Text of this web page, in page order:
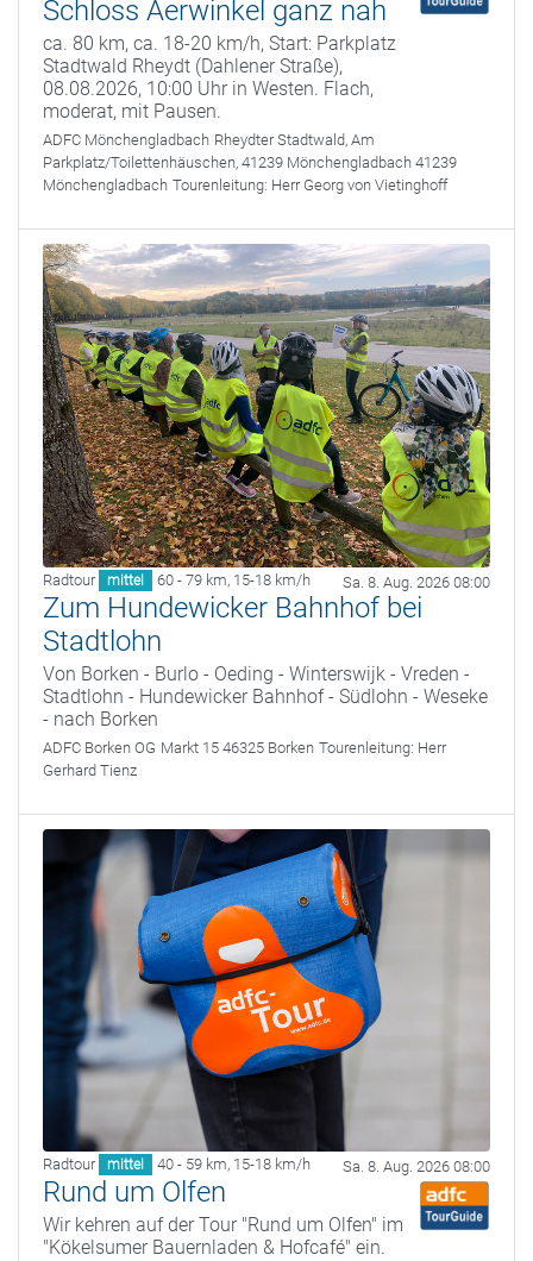
Schloss Aerwinkel ganz nah
ca. 80 km, ca. 18-20 km/h, Start: Parkplatz
Stadtwald Rheydt (Dahlener Straße),
08.08.2026, 10:00 Uhr in Westen. Flach,
moderat, mit Pausen.
ADFC Mönchengladbach Rheydter Stadtwald, Am
Parkplatz/Toilettenhäuschen, 41239 Mönchengladbach 41239
Mönchengladbach Tourenleitung: Herr Georg von Vietinghoff
Radtour mittel 60 - 79 km, 15-18 km/h Sa. 8. Aug. 2026 08:00
Zum Hundewicker Bahnhof bei
Stadtlohn
Von Borken - Burlo - Oeding - Winterswijk - Vreden -
Stadtlohn - Hundewicker Bahnhof - Südlohn - Weseke
- nach Borken
ADFC Borken OG Markt 15 46325 Borken Tourenleitung: Herr
Gerhard Tienz
Radtour mittel 40 - 59 km, 15-18 km/h Sa. 8. Aug. 2026 08:00
Rund um Olfen
Wir kehren auf der Tour "Rund um Olfen" im
"Kökelsumer Bauernladen & Hofcafé" ein.